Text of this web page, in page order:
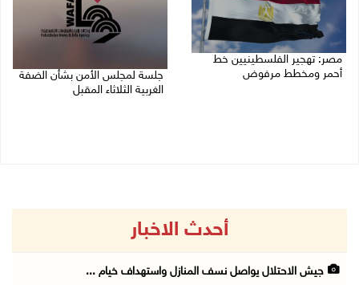
مصر: تهجير الفلسطينيين خط
أحمر ومخطط مرفوض
جلسة لمجلس الأمن بشأن الضفة
الغربية الثلاثاء المقبل
أحدث الاخبار
جيش الاحتلال يواصل نسف المنازل واستهداف خيام ...